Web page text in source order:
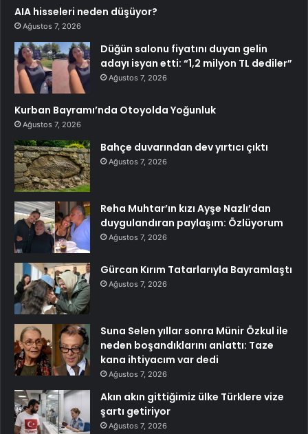
AIA hisseleri neden düşüyor?
Ağustos 7, 2026
Düğün salonu fiyatını duyan gelin
adayı isyan etti: “1,2 milyon TL dediler”
Ağustos 7, 2026
Kurban Bayramı’nda Otoyolda Yoğunluk
Ağustos 7, 2026
Bahçe duvarından dev yırtıcı çıktı
Ağustos 7, 2026
Reha Muhtar’ın kızı Ayşe Nazlı’dan
duygulandıran paylaşım: Özlüyorum
Ağustos 7, 2026
Gürcan Kırım Tatarlarıyla Bayramlaştı
Ağustos 7, 2026
Suna Selen yıllar sonra Münir Özkul ile
neden boşandıklarını anlattı: Taze
kana ihtiyacım var dedi
Ağustos 7, 2026
Akın akın gittiğimiz ülke Türklere vize
şartı getiriyor
Ağustos 7, 2026